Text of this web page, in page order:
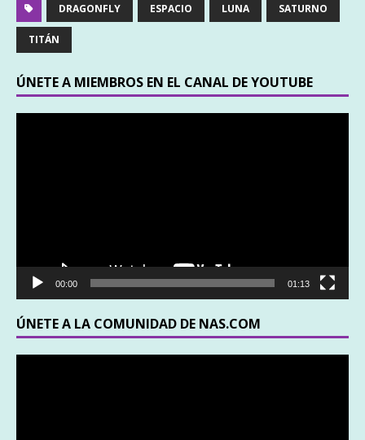
DRAGONFLY ESPACIO LUNA SATURNO
TITÁN
ÚNETE A MIEMBROS EN EL CANAL DE YOUTUBE
00:00 01:13
ÚNETE A LA COMUNIDAD DE NAS.COM